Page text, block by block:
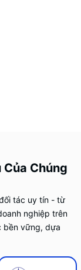
Chúng
tác uy tín - từ
nghiệp trên
bền vững, dựa